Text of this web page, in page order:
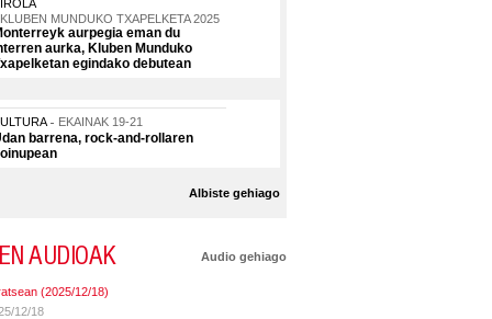
KLUBEN MUNDUKO TXAPELKETA 2025
aurpegia eman du
aurka, Kluben Munduko
egindako debutean
EKAINAK 19-21
barrena, rock-and-rollaren
Albiste gehiago
AUDIOAK Audio gehiago
(2025/12/18)
12/18